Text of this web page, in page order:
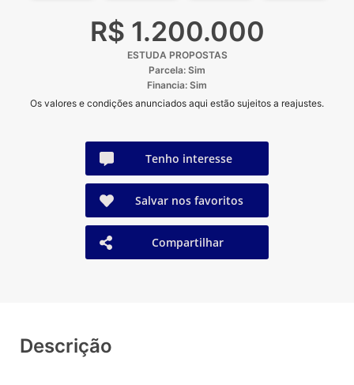
R$ 1.200.000
ESTUDA PROPOSTAS
Parcela: Sim
Financia: Sim
Os valores e condições anunciados aqui estão sujeitos a reajustes.
Tenho interesse
Salvar nos favoritos
Compartilhar
Descrição